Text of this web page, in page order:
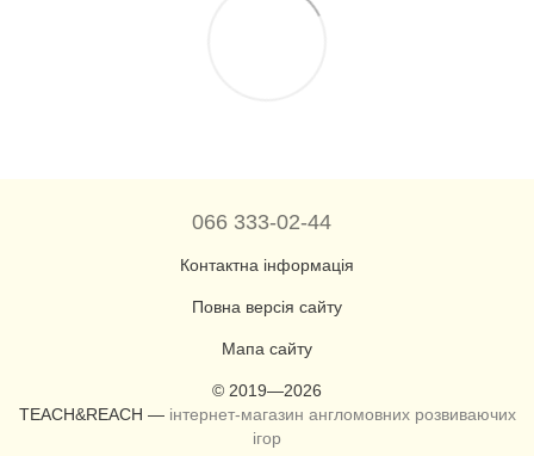
066 333-02-44
Контактна інформація
Повна версія сайту
Мапа сайту
© 2019—2026
TEACH&REACH — інтернет-магазин англомовних розвиваючих
ігор